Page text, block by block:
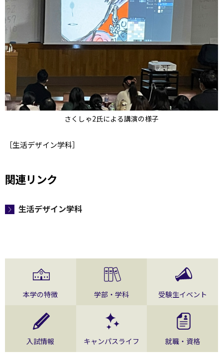
さくしゃ2氏による講演の様子
［生活デザイン学科］
関連リンク
生活デザイン学科
本学の特徴 学部・学科 受験生イベント
入試情報 キャンパスライフ 就職・資格